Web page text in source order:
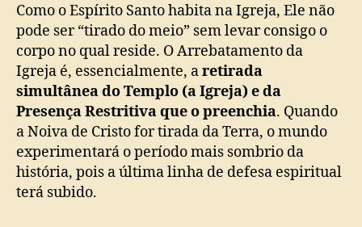
Como o Espírito Santo habita na Igreja, Ele não
pode ser “tirado do meio” sem levar consigo o
corpo no qual reside. O Arrebatamento da
Igreja é, essencialmente, aretirada
simultânea do Templo (a Igreja) e da
Presença Restritiva que o preenchia. Quando
a Noiva de Cristo for tirada da Terra, o mundo
experimentará o período mais sombrio da
história, pois a última linha de defesa espiritual
terá subido.